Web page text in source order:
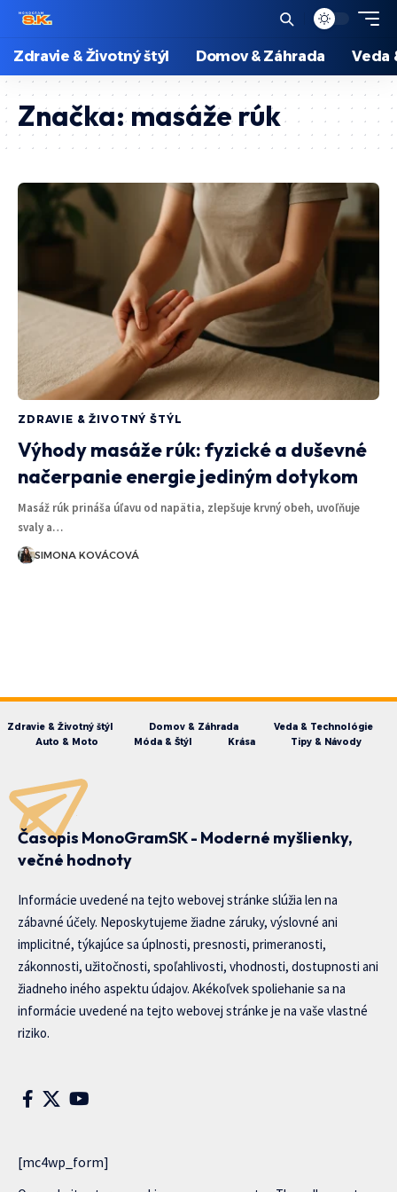
Zdravie & Životný štýl Domov & Záhrada Veda
Značka:masáže rúk
ZDRAVIE & ŽIVOTNÝ ŠTÝL
Výhody masáže rúk: fyzické a duševné
načerpanie energie jediným dotykom
Masáž rúk prináša úľavu od napätia, zlepšuje krvný obeh, uvoľňuje
svaly a…
SIMONA KOVÁCOVÁ
Zdravie & Životný štýl Domov & Záhrada
Veda & Technológie
Auto & Moto
Móda & Štýl Krása Tipy & Návody
Časopis MonoGramSK - Moderné myšlienky,
večné hodnoty
Informácie uvedené na tejto webovej stránke slúžia len na
zábavné účely. Neposkytujeme žiadne záruky, výslovné ani
implicitné, týkajúce sa úplnosti, presnosti, primeranosti,
zákonnosti, užitočnosti, spoľahlivosti, vhodnosti, dostupnosti ani
žiadneho iného aspektu údajov. Akékoľvek spoliehanie sa na
informácie uvedené na tejto webovej stránke je na vaše vlastné
riziko.
[mc4wp_form]